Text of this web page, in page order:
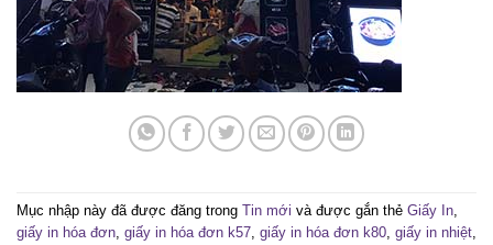
Mục nhập này đã được đăng trong Tin mới và được gắn thẻ Giấy In,
giấy in hóa đơn, giấy in hóa đơn k57, giấy in hóa đơn k80, giấy in nhiệt,